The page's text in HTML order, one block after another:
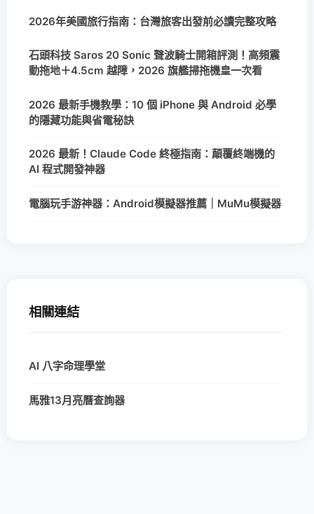
2026年美國旅行指南：台灣旅客出發前必讀完整攻略
石頭科技 Saros 20 Sonic 聲波騎士開箱評測！高頻震
動拖地＋4.5cm 越障，2026 旗艦掃拖機皇一次看
2026 最新手機教學：10 個 iPhone 與 Android 必學
的隱藏功能與省電秘訣
2026 最新！Claude Code 終極指南：顛覆終端機的
AI 程式開發神器
電腦玩手游神器：Android模擬器推薦｜MuMu模擬器
相關連結
AI 八字命理學堂
馬雅13月亮曆查詢器